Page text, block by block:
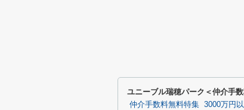
ユニーブル瑞穂パーク＜仲介手
仲介手数料無料特集 3000万円